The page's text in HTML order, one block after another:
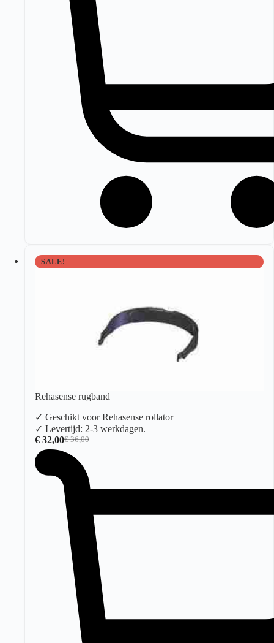
SALE!
Rehasense rugband
✓ Geschikt voor Rehasense rollator
✓ Levertijd: 2-3 werkdagen.
€36,00
Oorspronkelijke
prijs
was:
€ 36,00.
€ 32,00Huidige
prijs
€ 32,00.